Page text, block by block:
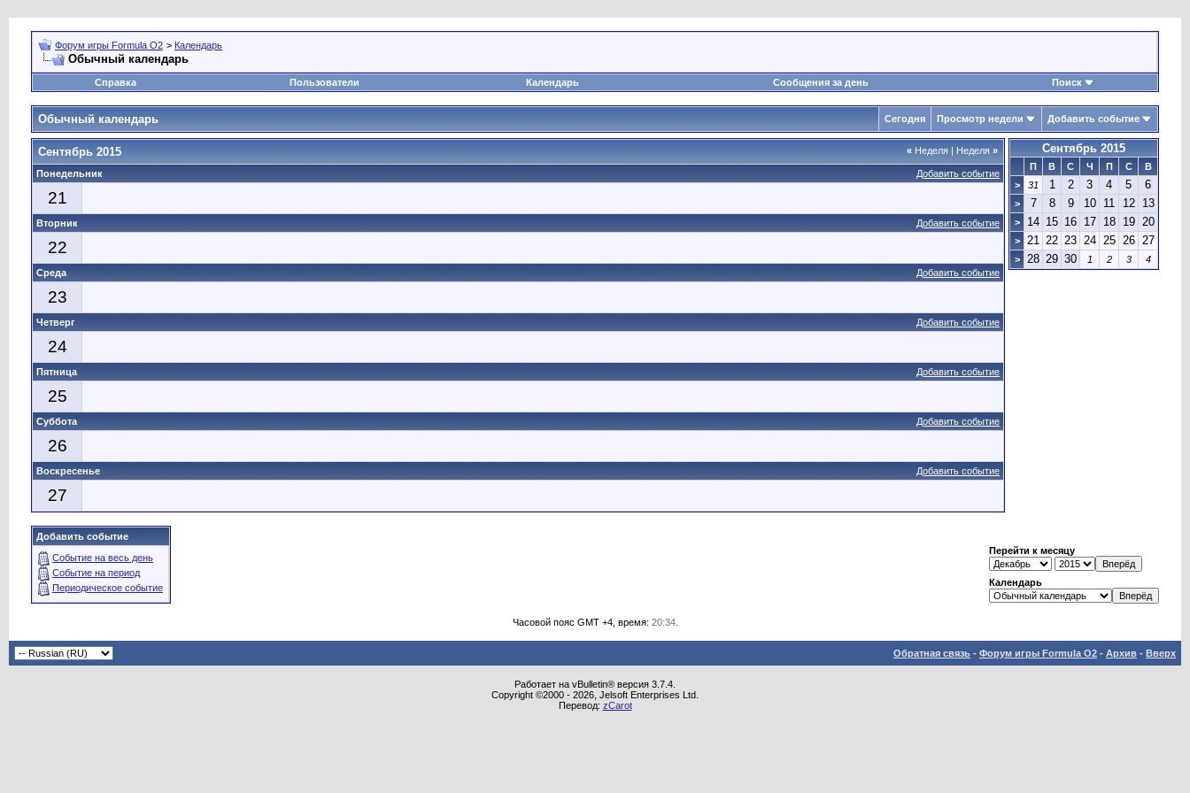
Форум игры Formula O2 > Календарь
Обычный календарь
Справка Пользователи Календарь Сообщения за день Поиск
Обычный календарь Сегодня Просмотр недели Добавить событие
« Неделя | Неделя »
Сентябрь 2015
Добавить событие
Понедельник
21
Добавить событие
Вторник
22
Добавить событие
Среда
23
Добавить событие
Четверг
24
Добавить событие
Пятница
25
Добавить событие
Суббота
26
Добавить событие
Воскресенье
27
Сентябрь 2015
П В С Ч П С
В
>
31 1 2 3 4 5 6
> 7 8 9 10 11 12 13
> 14 15 16 17 18 19 20
> 21 22 23 24 25 26 27
> 28 29 30 1 2 3 4
Добавить событие
Событие на весь день
Событие на период
Периодическое событие
Перейти к месяцу
Календарь
Часовой пояс GMT +4, время: 20:34.
Обратная связь - Форум игры Formula O2 - Архив - Вверх
Работает на vBulletin® версия 3.7.4.
Copyright ©2000 - 2026, Jelsoft Enterprises Ltd.
Перевод: zCarot